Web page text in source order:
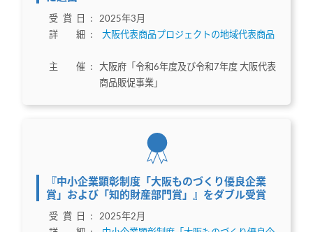
受賞日 ：
2025年3月
詳細 ： 大阪代表商品プロジェクトの地域代表商品
主催 ：
大阪府「令和6年度及び令和7年度 大阪代表
商品販促事業」
『中小企業顕彰制度「大阪ものづくり優良企業
賞」および「知的財産部門賞」』をダブル受賞
受賞日 ：
2025年2月